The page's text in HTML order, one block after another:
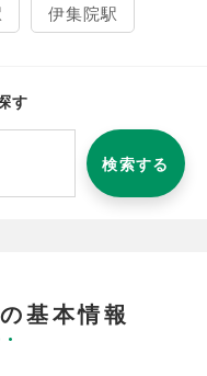
伊集院駅
す
検索する
基本情報